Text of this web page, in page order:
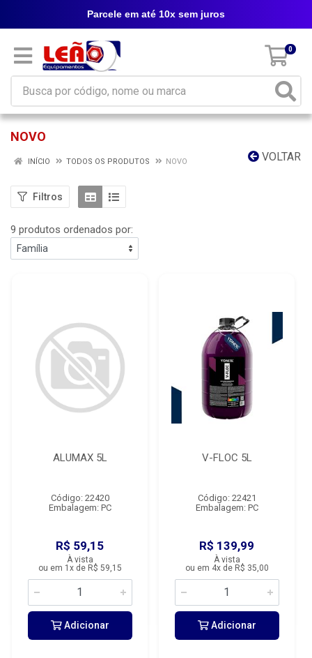
0
Parcele em até 10x sem juros
NOVO
VOLTAR
INÍCIO TODOS OS PRODUTOS NOVO
Filtros
9 produtos ordenados por:
ALUMAX 5L
Código: 22420
Embalagem: PC
R$ 59,15
À vista
ou em 1x de R$ 59,15
Adicionar
V-FLOC 5L
Código: 22421
Embalagem: PC
R$ 139,99
À vista
ou em 4x de R$ 35,00
Adicionar